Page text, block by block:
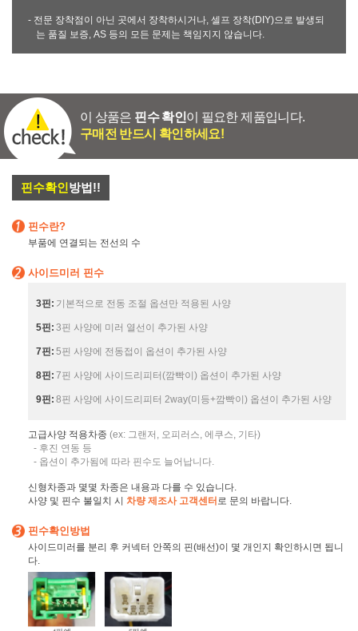
- 전문 장착점이 아닌 곳에서 장착하시거나, 셀프 장착(DIY)으로 발생되
는 품질 보증, AS 등의 모든 문제는 책임지지 않습니다.
이 상품은 핀수 확인이 필요한 제품입니다.
구매전 반드시 확인하세요!
핀수확인방법!!
핀수란?
부품에 연결되는 전선의 수
사이드미러 핀수
3핀: 기본적으로 전동 조절 옵션만 적용된 사양
5핀: 3핀 사양에 미러 열선이 추가된 사양
7핀: 5핀 사양에 전동접이 옵션이 추가된 사양
8핀: 7핀 사양에 사이드리피터(깜빡이) 옵션이 추가된 사양
9핀: 8핀 사양에 사이드리피터 2way(미등+깜빡이) 옵션이 추가된 사양
고급사양 적용차종 (ex: 그랜저, 오피러스, 에쿠스, 기타)
- 후진 연동 등
- 옵션이 추가됨에 따라 핀수도 늘어납니다.
신형차종과 몇몇 차종은 내용과 다를 수 있습니다.
사양 및 핀수 불일치 시 차량 제조사 고객센터 로 문의 바랍니다.
핀수확인방법
사이드미러를 분리 후 커넥터 안쪽의 핀(배선)이 몇 개인지 확인하시면 됩니
다.